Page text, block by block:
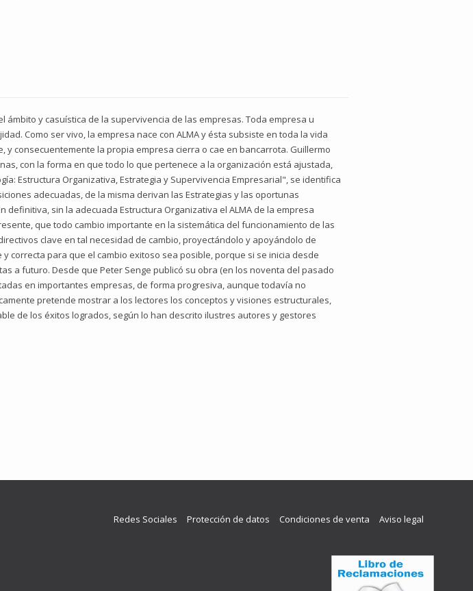
y casuística de la supervivencia de las empresas. Toda empresa u
Como ser vivo, la empresa nace con ALMA y ésta subsiste en toda la vida
consecuentemente la propia empresa cierra o cae en bancarrota. Guillermo
con la forma en que todo lo que pertenece a la organización está ajustada,
Estructura Organizativa, Estrategia y Supervivencia Empresarial", se identifica
adecuadas, de la misma derivan las Estrategias y las oportunas
sin la adecuada Estructura Organizativa el ALMA de la empresa
que todo cambio importante en la sistemática del funcionamiento de las
clave en tal necesidad de cambio, proyectándolo y apoyándolo de
correcta para que el cambio exitoso sea posible, porque si se inicia desde
a futuro. Desde que Peter Senge publicó su obra (en los noventa del pasado
en importantes empresas, de forma progresiva, aunque todavía no
pretende mostrar a los lectores los conceptos y visiones estructurales,
de los éxitos logrados, según lo han descrito ilustres autores y gestores
Aviso legal
Condiciones de venta
Protección de datos
Redes Sociales